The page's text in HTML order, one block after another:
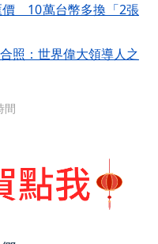
價 10萬台幣多換「2張
照：世界偉大領導人之
間